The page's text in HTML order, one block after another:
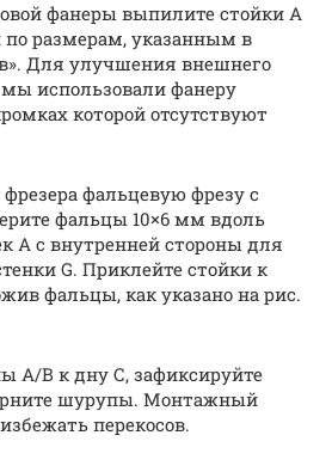
фанеры выпилите стойки А
по размерам, указанным в
Для улучшения внешнего
мы использовали фанеру
которой отсутствуют
фальцевую фрезу с
фальцы 10×6 мм вдоль
А с внутренней стороны для
G. Приклейте стойки к
фальцы, как указано на рис.
A/В к дну С, зафиксируйте
шурупы. Монтажный
перекосов.